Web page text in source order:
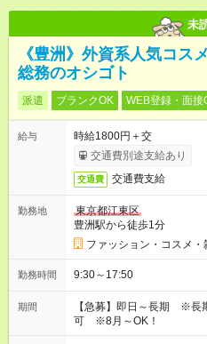
未
《豊洲》外資系人気コス
総務のオシゴト
派遣 ブランクOK WEB登録・面接
給与
時給1800円＋交
交通費別途支給あり
交通費 交通費支給
勤務地
東京都江東区
豊洲駅から徒歩1分
ファッション・コスメ・
勤務時間 9:30～17:50
期間
【急募】即日～長期 ※長
可 ※8月～OK！